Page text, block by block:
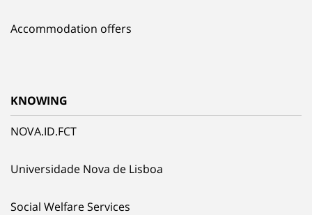
Accommodation offers
KNOWING
NOVA.ID.FCT
Universidade Nova de Lisboa
Social Welfare Services